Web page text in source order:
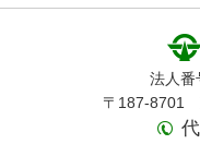
法人番
〒187-8701